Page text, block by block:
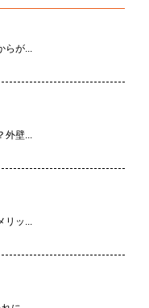
らが...
外壁...
リッ...